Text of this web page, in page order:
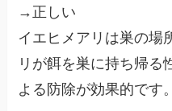
→正しい
イエヒメアリは巣の場
リが餌を巣に持ち帰る
よる防除が効果的です。